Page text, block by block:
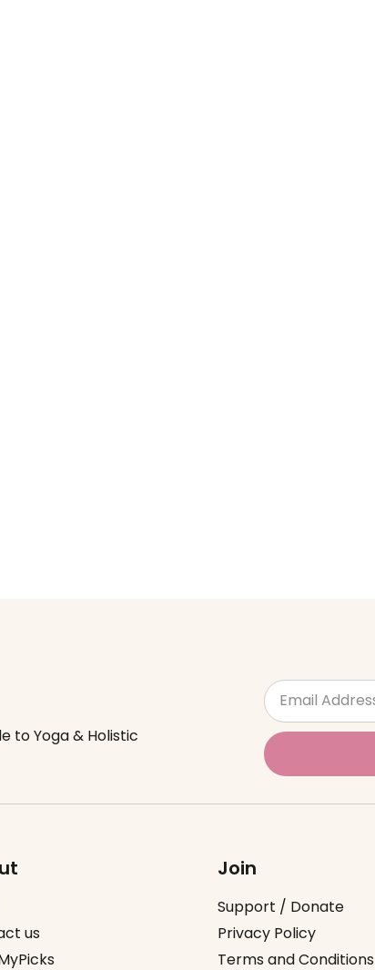
to Yoga & Holistic
us
Join
Support / Donate
Privacy Policy
Terms and Conditions